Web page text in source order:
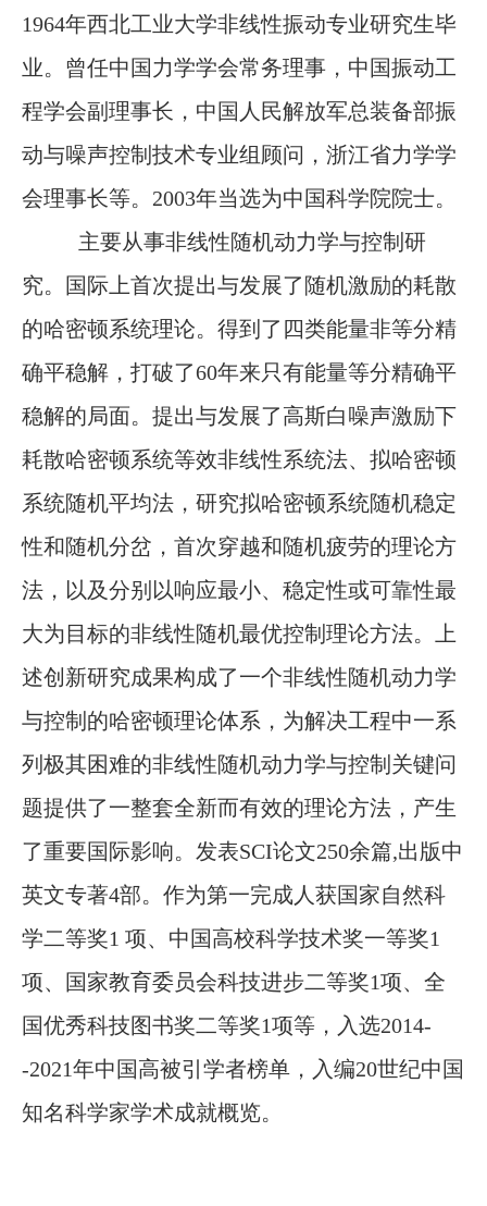
1964年西北工业大学非线性振动专业研究生毕
业。曾任中国力学学会常务理事，中国振动工
程学会副理事长，中国人民解放军总装备部振
动与噪声控制技术专业组顾问，浙江省力学学
会理事长等。2003年当选为中国科学院院士。
主要从事非线性随机动力学与控制研
究。国际上首次提出与发展了随机激励的耗散
的哈密顿系统理论。得到了四类能量非等分精
确平稳解，打破了60年来只有能量等分精确平
稳解的局面。提出与发展了高斯白噪声激励下
耗散哈密顿系统等效非线性系统法、拟哈密顿
系统随机平均法，研究拟哈密顿系统随机稳定
性和随机分岔，首次穿越和随机疲劳的理论方
法，以及分别以响应最小、稳定性或可靠性最
大为目标的非线性随机最优控制理论方法。上
述创新研究成果构成了一个非线性随机动力学
与控制的哈密顿理论体系，为解决工程中一系
列极其困难的非线性随机动力学与控制关键问
题提供了一整套全新而有效的理论方法，产生
了重要国际影响。 发表SCI论文250余篇,出版中
英文专著4部。 作为第一完成人获国家自然科
学二等奖1 项、中国高校科学技术奖一等奖1
项、国家教育委员会科技进步二等奖1项、全
国优秀科技图书奖二等奖1项等，入选2014-
-2021年中国高被引学者榜单，入编20世纪中国
知名科学家学术成就概览。